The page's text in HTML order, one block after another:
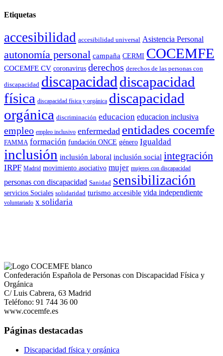
Etiquetas
accesibilidad accesibilidad universal Asistencia Personal
autonomía personal campaña CERMI COCEMFE
COCEMFE CV coronavirus derechos derechos de las personas con
discapacidad discapacidad discapacidad
física discapacidad física y orgánica discapacidad
orgánica discriminación educacion educacion inclusiva
empleo empleo inclusivo enfermedad entidades cocemfe
FAMMA formación fundación ONCE género Igualdad
inclusión inclusión laboral inclusión social integración
IRPF Madrid movimiento asociativo mujer mujeres con discapacidad
personas con discapacidad Sanidad sensibilización
servicios Sociales solidaridad turismo accesible vida independiente
voluntariado x solidaria
Confederación Española de Personas con Discapacidad Física y
Orgánica
C/ Luis Cabrera, 63 Madrid
Teléfono: 91 744 36 00
www.cocemfe.es
Páginas destacadas
Discapacidad física y orgánica